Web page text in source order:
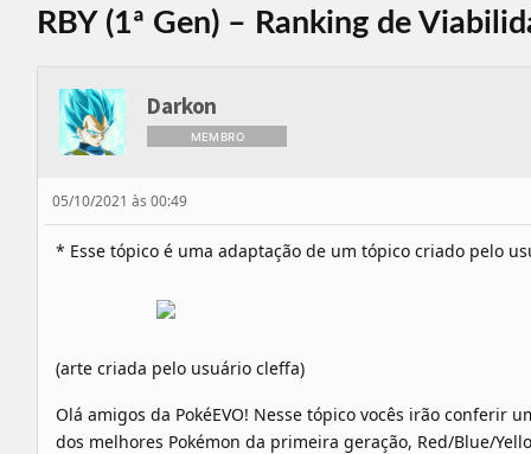
RBY (1ª Gen) – Ranking de
Darkon
MEMBRO
05/10/2021 às 00:49
* Esse tópico é uma adaptação de um tópico criado pelo
(arte criada pelo usuário cleffa)
Olá amigos da PokéEVO! Nesse tópico vocês irão conferir
dos melhores Pokémon da primeira geração, Red/Blue/